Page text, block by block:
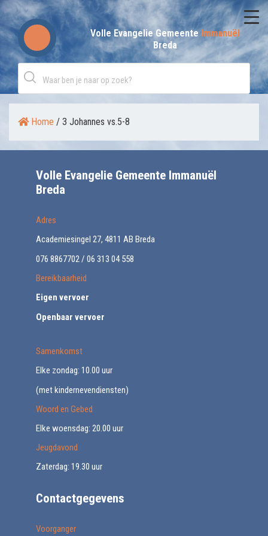
Skip
to
content
Volle Evangelie GemeenteImmanuël
Breda
Home / 3 Johannes vs.5-8
Volle Evangelie Gemeente Immanuël
Breda
Adres
Academiesingel 27, 4811 AB Breda
076 8867702 / 06 313 04 558
Bereikbaarheid
Eigen vervoer
Openbaar vervoer
Samenkomst
Elke zondag: 10.00 uur
(met kindernevendiensten)
Woord en Gebed
Elke woensdag: 20.00 uur
Jeugdavond
Zaterdag: 19.30 uur
Contactgegevens
Voorganger